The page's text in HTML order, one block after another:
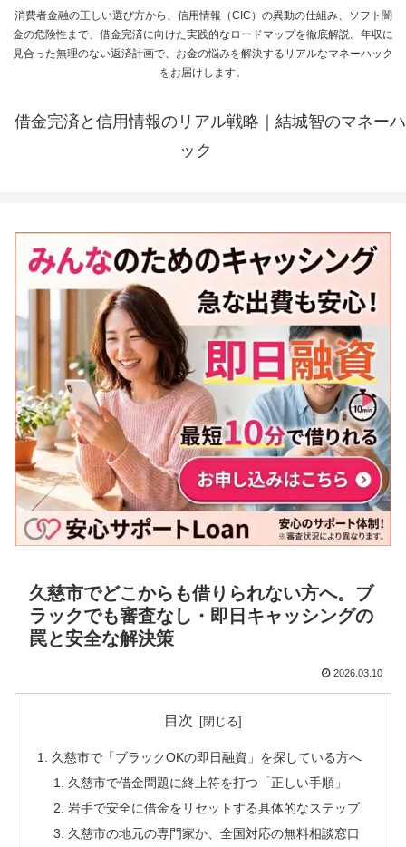
消費者金融の正しい選び方から、信用情報（CIC）の異動の仕組み、ソフト闇
金の危険性まで、借金完済に向けた実践的なロードマップを徹底解説。年収に
見合った無理のない返済計画で、お金の悩みを解決するリアルなマネーハック
をお届けします。
借金完済と信用情報のリアル戦略｜結城智のマネーハ
ック
久慈市でどこからも借りられない方へ。ブ
ラックでも審査なし・即日キャッシングの
罠と安全な解決策
2026.03.10
目次
久慈市で「ブラックOKの即日融資」を探している方へ
久慈市で借金問題に終止符を打つ「正しい手順」
岩手で安全に借金をリセットする具体的なステップ
久慈市の地元の専門家か、全国対応の無料相談窓口